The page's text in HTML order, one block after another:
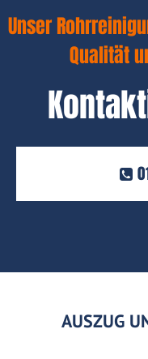
Unser
Qualität
AUSZUG